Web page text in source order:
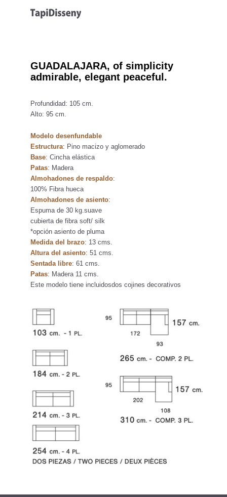
GUADALAJARA, of simplicity
admirable, elegant peaceful.
Profundidad: 105 cm.
Alto: 95 cm.
Modelo desenfundable
Estructura: Pino macizo y aglomerado
Base: Cincha elástica
Patas: Madera
Almohadones de respaldo:
100% Fibra hueca
Almohadones de asiento:
Espuma de 30 kg.suave
cubierta de fibra soft/ silk
*opción asiento de pluma
Medida del brazo: 13 cms.
Altura del asiento: 51 cms.
Sentada libre: 61 cms.
Patas: Madera 11 cms.
Este modelo tiene incluidosdos cojines decorativos